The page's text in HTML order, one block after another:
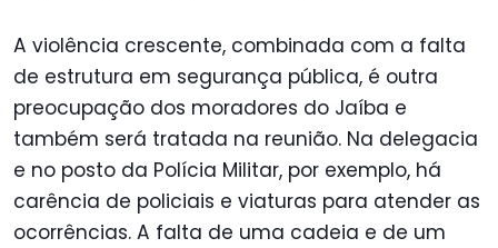
A violência crescente, combinada com a falta
de estrutura em segurança pública, é outra
preocupação dos moradores do Jaíba e
também será tratada na reunião. Na delegacia
e no posto da Polícia Militar, por exemplo, há
carência de policiais e viaturas para atender as
ocorrências. A falta de uma cadeia e de um